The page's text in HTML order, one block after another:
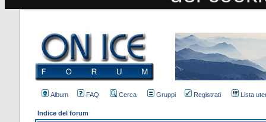
Album FAQ Cerca Gruppi Registrati Lista
Indice del forum